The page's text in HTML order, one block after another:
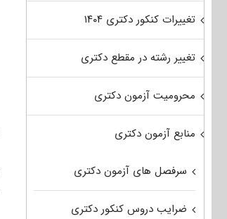
تغییرات کنکور دکتری ۱۴۰۴
تغییر رشته در مقطع دکتری
محرومیت آزمون دکتری
منابع آزمون دکتری
سرفصل های آزمون دکتری
ضرایب دروس کنکور دکتری